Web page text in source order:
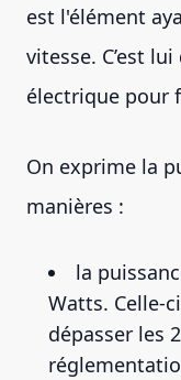
est l'élément
vitesse. C’est
électrique pour
On exprime la
manières :
la
Watts. Celle-
dépasser les